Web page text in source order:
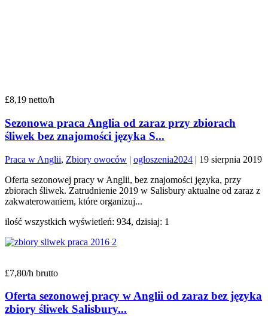
£8,19 netto/h
Sezonowa praca Anglia od zaraz przy zbiorach
śliwek bez znajomości języka S...
Praca w Anglii, Zbiory owoców | ogloszenia2024 | 19 sierpnia 2019
Oferta sezonowej pracy w Anglii, bez znajomości języka, przy
zbiorach śliwek. Zatrudnienie 2019 w Salisbury aktualne od zaraz z
zakwaterowaniem, które organizuj...
ilość wszystkich wyświetleń: 934, dzisiaj: 1
£7,80/h brutto
Oferta sezonowej pracy w Anglii od zaraz bez języka
zbiory śliwek Salisbury...